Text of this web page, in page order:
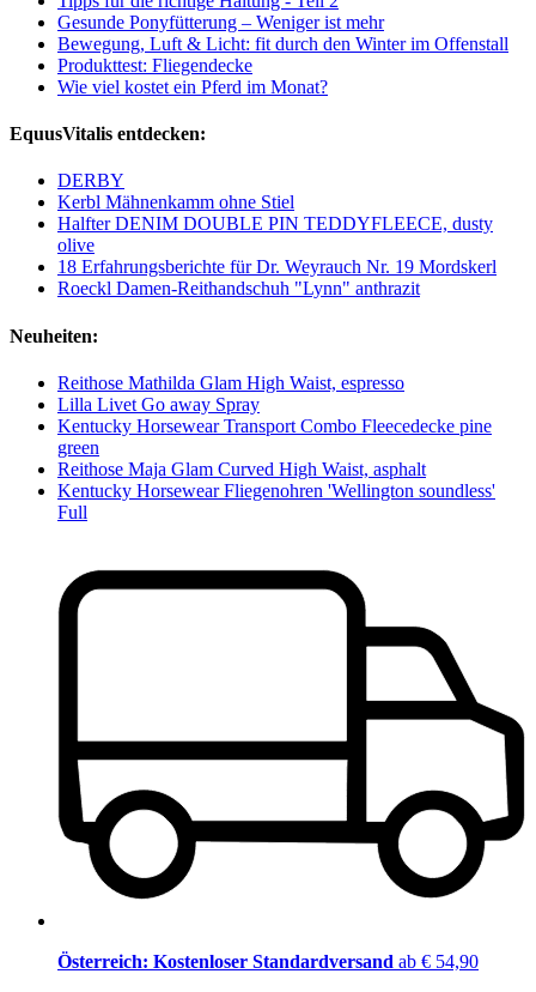
Gesunde Ponyfütterung – Weniger ist mehr
Bewegung, Luft & Licht: fit durch den Winter im Offenstall
Produkttest: Fliegendecke
Wie viel kostet ein Pferd im Monat?
EquusVitalis entdecken:
DERBY
Kerbl Mähnenkamm ohne Stiel
Halfter DENIM DOUBLE PIN TEDDYFLEECE, dusty
olive
18 Erfahrungsberichte für Dr. Weyrauch Nr. 19 Mordskerl
Roeckl Damen-Reithandschuh "Lynn" anthrazit
Neuheiten:
Reithose Mathilda Glam High Waist, espresso
Lilla Livet Go away Spray
Kentucky Horsewear Transport Combo Fleecedecke pine
green
Reithose Maja Glam Curved High Waist, asphalt
Kentucky Horsewear Fliegenohren 'Wellington soundless'
Full
Österreich: Kostenloser Standardversand ab € 54,90